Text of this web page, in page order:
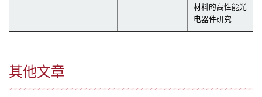
其他文章
材料的高性能光
电器件研究